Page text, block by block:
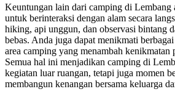
Keuntungan lain dari camping di Lembang
untuk berinteraksi dengan alam secara
hiking, api unggun, dan observasi bintang
bebas. Anda juga dapat menikmati
area camping yang menambah kenikmatan
Semua hal ini menjadikan camping di
kegiatan luar ruangan, tetapi juga momen
membangun kenangan bersama keluarga